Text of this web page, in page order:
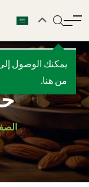
يمكنك الوصول
من هنا.